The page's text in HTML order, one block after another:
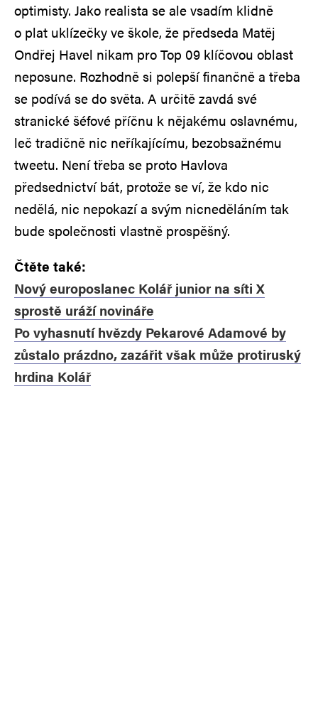
optimisty. Jako realista se ale vsadím klidně
o plat uklízečky ve škole, že předseda Matěj
Ondřej Havel nikam pro Top 09 klíčovou oblast
neposune. Rozhodně si polepší finančně a třeba
se podívá se do světa. A určitě zavdá své
stranické šéfové příčnu k nějakému oslavnému,
leč tradičně nic neříkajícímu, bezobsažnému
tweetu. Není třeba se proto Havlova
předsednictví bát, protože se ví, že kdo nic
nedělá, nic nepokazí a svým nicneděláním tak
bude společnosti vlastně prospěšný.
Čtěte také:
Nový europoslanec Kolář junior na síti X
sprostě uráží novináře
Po vyhasnutí hvězdy Pekarové Adamové by
zůstalo prázdno, zazářit však může protiruský
hrdina Kolář